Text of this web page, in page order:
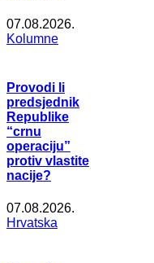
07.08.2026.
Kolumne
Provodi li
predsjednik
Republike
“crnu
operaciju”
protiv vlastite
nacije?
07.08.2026.
Hrvatska